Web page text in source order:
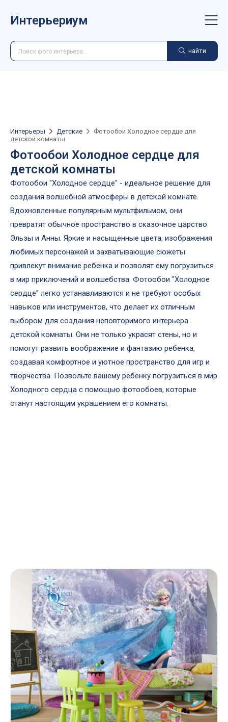
Интерьериум
найти
Интерьеры Детские
Фотообои Холодное сердце для
детской комнаты
Фотообои Холодное сердце для
детской комнаты
Фотообои "Холодное сердце" - идеальное решение для
создания волшебной атмосферы в детской комнате.
Вдохновленные популярным мультфильмом, они
превратят обычное пространство в сказочное царство
Эльзы и Анны. Яркие и насыщенные цвета, изображения
любимых персонажей и захватывающие сюжеты
привлекут внимание ребенка и позволят ему погрузиться
в мир приключений и волшебства. Фотообои "Холодное
сердце" легко устанавливаются и не требуют особых
навыков или инструментов, что делает их отличным
выбором для создания неповторимого интерьера
детской комнаты. Они не только украсят стены, но и
помогут развить воображение и фантазию ребенка,
создавая комфортное и уютное пространство для игр и
творчества. Позвольте вашему ребенку погрузиться в мир
Холодного сердца с помощью фотообоев, которые
станут настоящим украшением его комнаты.